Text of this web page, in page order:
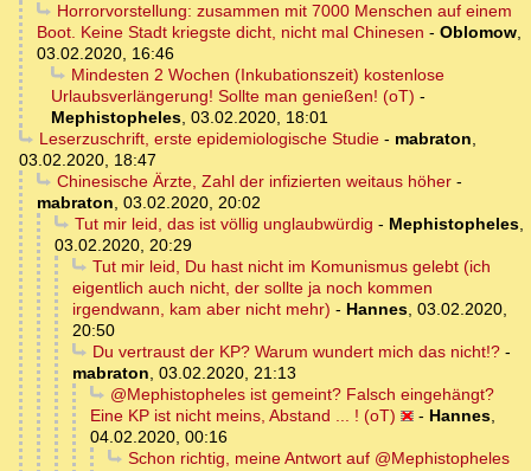
Horrorvorstellung: zusammen mit 7000 Menschen auf einem
Boot. Keine Stadt kriegste dicht, nicht mal Chinesen - Oblomow,
03.02.2020, 16:46
Mindesten 2 Wochen (Inkubationszeit) kostenlose
Urlaubsverlängerung! Sollte man genießen! (oT) -
Mephistopheles, 03.02.2020, 18:01
Leserzuschrift, erste epidemiologische Studie- mabraton,
03.02.2020, 18:47
Chinesische Ärzte, Zahl der infizierten weitaus höher-
mabraton, 03.02.2020, 20:02
Tut mir leid, das ist völlig unglaubwürdig - Mephistopheles,
03.02.2020, 20:29
Tut mir leid, Du hast nicht im Komunismus gelebt (ich
eigentlich auch nicht, der sollte ja noch kommen
irgendwann, kam aber nicht mehr) - Hannes, 03.02.2020,
20:50
Du vertraust der KP? Warum wundert mich das nicht!?-
mabraton, 03.02.2020, 21:13
@Mephistopheles ist gemeint? Falsch eingehängt?
Eine KP ist nicht meins, Abstand ... ! (oT)
- Hannes,
04.02.2020, 00:16
Schon richtig, meine Antwort auf @Mephistopheles